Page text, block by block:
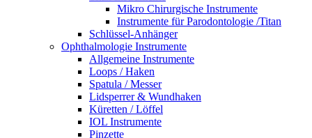
Mikro Chirurgische Instrumente
Instrumente für Parodontologie /Titan
Schlüssel-Anhänger
Ophthalmologie Instrumente
Allgemeine Instrumente
Loops / Haken
Spatula / Messer
Lidsperrer & Wundhaken
Küretten / Löffel
IOL Instrumente
Pinzette